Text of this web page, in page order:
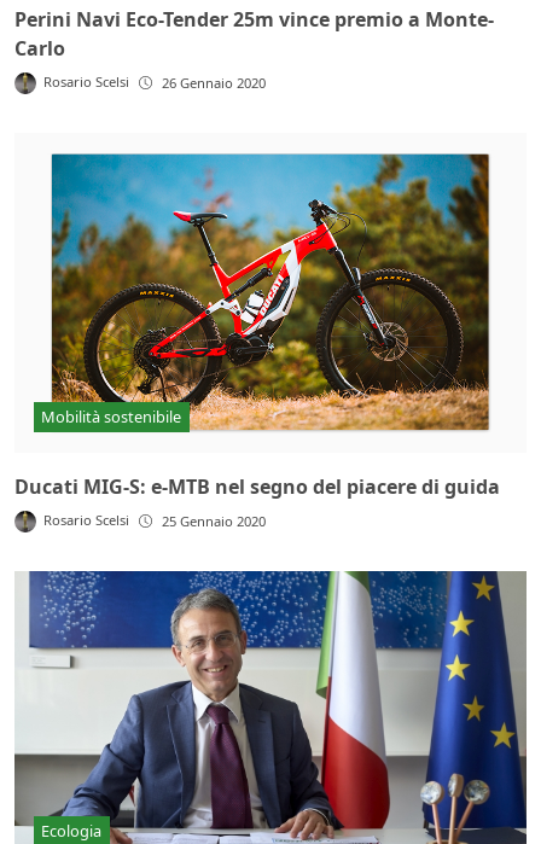
Perini Navi Eco-Tender 25m vince premio a Monte-
Carlo
Rosario Scelsi 26 Gennaio 2020
Mobilità sostenibile
Ducati MIG-S: e-MTB nel segno del piacere di guida
Rosario Scelsi 25 Gennaio 2020
Ecologia